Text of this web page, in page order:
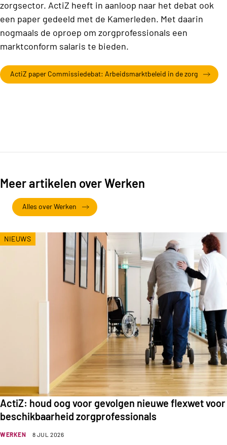
zorgsector. ActiZ heeft in aanloop naar het debat ook
een paper gedeeld met de Kamerleden. Met daarin
nogmaals de oproep om zorgprofessionals een
marktconform salaris te bieden.
ActiZ paper Commissiedebat: Arbeidsmarktbeleid in de zorg
Meer artikelen over Werken
Alles over Werken
WERKEN 8 JUL 2026
ActiZ: houd oog voor gevolgen nieuwe flexwet voor
beschikbaarheid zorgprofessionals
NIEUWS